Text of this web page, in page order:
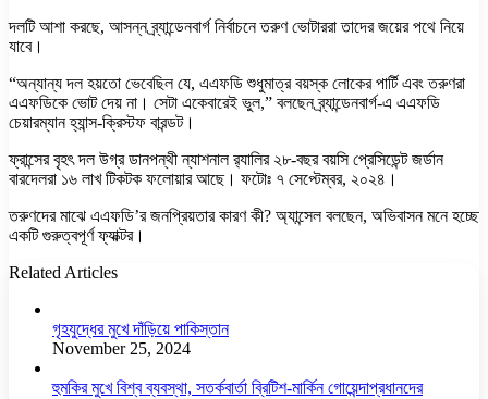
দলটি আশা করছে, আসন্ন ব্র্যান্ডেনবার্গ নির্বাচনে তরুণ ভোটাররা তাদের জয়ের পথে নিয়ে
যাবে।
“অন্যান্য দল হয়তো ভেবেছিল যে, এএফডি শুধুমাত্র বয়স্ক লোকের পার্টি এবং তরুণরা
এএফডিকে ভোট দেয় না। সেটা একেবারেই ভুল,” বলছেন ব্র্যান্ডেনবার্গ-এ এএফডি
চেয়ারম্যান হ্যান্স-ক্রিস্টফ বারন্ডট।
ফ্রান্সের বৃহৎ দল উগ্র ডানপন্থী ন্যাশনাল র‍্যালির ২৮-বছর বয়সি প্রেসিডেন্ট জর্ডান
বারদেলরা ১৬ লাখ টিকটক ফলোয়ার আছে। ফটোঃ ৭ সেপ্টেম্বর, ২০২৪।
তরুণদের মাঝে এএফডি’র জনপ্রিয়তার কারণ কী? অ্যান্সেল বলছেন, অভিবাসন মনে হচ্ছে
একটি গুরুত্বপূর্ণ ফ্যাক্টর।
Related Articles
গৃহযুদ্ধের মুখে দাঁড়িয়ে পাকিস্তান
November 25, 2024
হুমকির মুখে বিশ্ব ব্যবস্থা, সতর্কবার্তা ব্রিটিশ-মার্কিন গোয়েন্দাপ্রধানদের